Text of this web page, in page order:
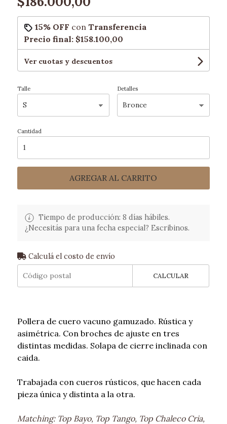
15% OFF con Transferencia
Precio final: $158.100,00
Ver cuotas y descuentos
Talle Detalles
Cantidad
AGREGAR AL CARRITO
Tiempo de producción: 8 días hábiles.
¿Necesitás para una fecha especial? Escribinos.
Calculá el costo de envío
CALCULAR
Pollera de cuero vacuno gamuzado. Rústica y
asimétrica. Con broches de ajuste en tres
distintas medidas. Solapa de cierre inclinada con
caida.
Trabajada con cueros rústicos, que hacen cada
pieza única y distinta a la otra.
Matching: Top Bayo, Top Tango, Top Chaleco Cria,